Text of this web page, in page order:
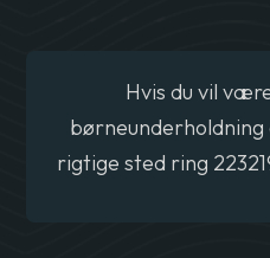
Hvis du vil
rigtige sted ring